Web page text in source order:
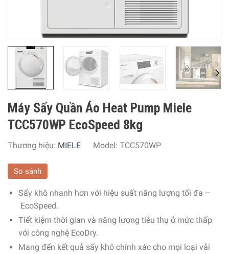
Máy Sấy Quần Áo Heat Pump Miele
TCC570WP EcoSpeed 8kg
Thương hiệu: MIELE Model: TCC570WP
So sánh
Sấy khô nhanh hơn với hiệu suất năng lượng tối đa –
EcoSpeed.
Tiết kiệm thời gian và năng lượng tiêu thụ ở mức thấp
với công nghệ EcoDry.
Mang đến kết quả sấy khô chính xác cho mọi loại vải